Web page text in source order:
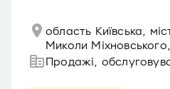
область Київська,
Миколи
Продажі,